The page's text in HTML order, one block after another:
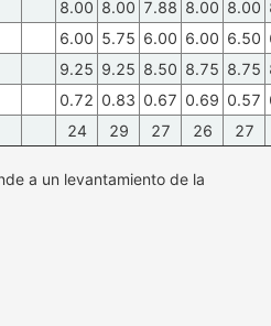
8.00 8.00 7.88 8.00 8.00
6.00 5.75 6.00 6.00 6.50
9.25 9.25 8.50 8.75 8.75
0.72 0.83 0.67 0.69 0.57
24 29 27 26 27
a un levantamiento de la